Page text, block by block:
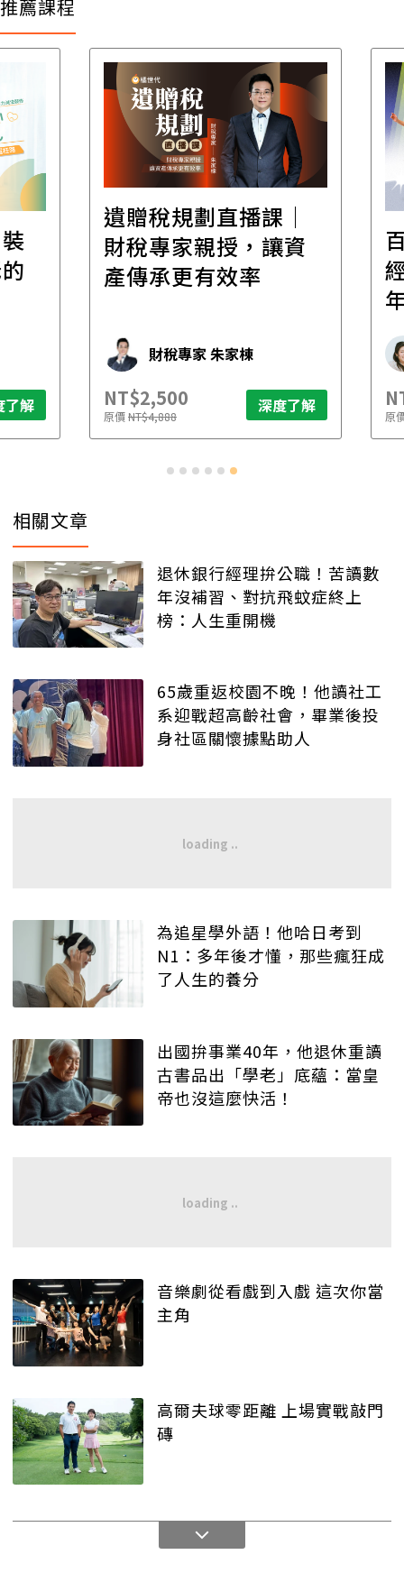
推薦課程
解
遺贈稅規劃直播課│
財稅專家親授，讓資
產傳承更有效率
財稅專家 朱家棟
NT$2,500
原價NT$4,888 深度了解 原價
相關文章
退休銀行經理拚公職！苦讀數
年沒補習、對抗飛蚊症終上
榜：人生重開機
65歲重返校園不晚！他讀社工
系迎戰超高齡社會，畢業後投
身社區關懷據點助人
為追星學外語！他哈日考到
N1：多年後才懂，那些瘋狂成
了人生的養分
出國拚事業40年，他退休重讀
古書品出「學老」底蘊：當皇
帝也沒這麼快活！
音樂劇從看戲到入戲 這次你當
主角
高爾夫球零距離 上場實戰敲門
磚